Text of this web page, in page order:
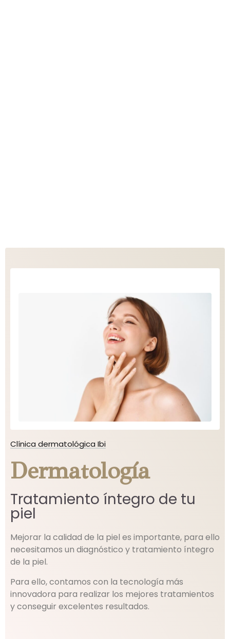
Clínica dermatológica Ibi
Dermatología
Tratamiento íntegro de tu
piel
Mejorar la calidad de la piel es importante, para ello
necesitamos un diagnóstico y tratamiento íntegro
de la piel.
Para ello, contamos con la tecnología más
innovadora para realizar los mejores tratamientos
y conseguir excelentes resultados.